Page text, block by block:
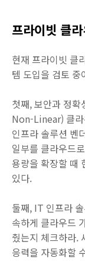
프라이빗 클
현재 프라이빗 클
템 도입을 검토
첫째, 보안과 정
Non-Linear) 클라
인프라 솔루션 벤
일부를 클라우드
용량을 확장할 때
있다.
둘째, IT 인프라
속하게 클라우드
췄는지 체크하라.
응력을 자동화할